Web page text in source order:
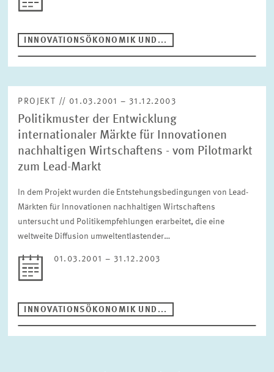
INNOVATIONSÖKONOMIK UND...
PROJEKT // 01.03.2001 – 31.12.2003
Politikmuster der Entwicklung
internationaler Märkte für Innovationen
nachhaltigen Wirtschaftens - vom Pilotmarkt
zum Lead-Markt
In dem Projekt wurden die Entstehungsbedingungen von Lead-
Märkten für Innovationen nachhaltigen Wirtschaftens
untersucht und Politikempfehlungen erarbeitet, die eine
weltweite Diffusion umweltentlastender…
01.03.2001 – 31.12.2003
INNOVATIONSÖKONOMIK UND...